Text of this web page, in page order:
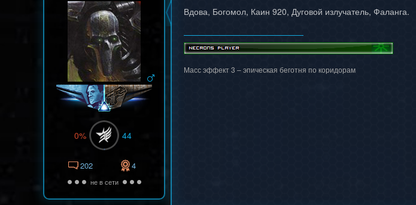
0% 44
202 4
не в сети
Вдова, Богомол, Каин 920, Дуговой излучатель, Фаланга.
Масс эффект 3 – эпическая беготня по коридорам